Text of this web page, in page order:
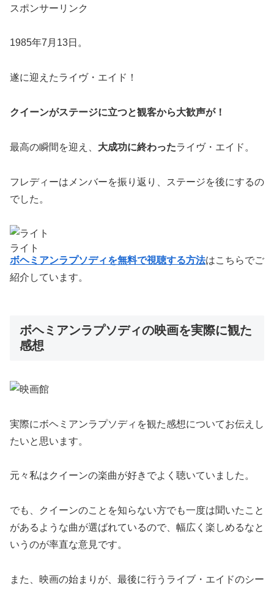
スポンサーリンク
1985年7月13日。
遂に迎えたライヴ・エイド！
クイーンがステージに立つと観客から大歓声が！
最高の瞬間を迎え、 大成功に終わったライヴ・エイド。
フレディーはメンバーを振り返り、ステージを後にするの
でした。
ライト
ボヘミアンラプソディを無料で視聴する方法はこちらでご
紹介しています。
ボヘミアンラプソディの映画を実際に観た
感想
実際にボヘミアンラプソディを観た感想についてお伝えし
たいと思います。
元々私はクイーンの楽曲が好きでよく聴いていました。
でも、クイーンのことを知らない方でも一度は聞いたこと
があるような曲が選ばれているので、幅広く楽しめるなと
いうのが率直な意見です。
また、映画の始まりが、最後に行うライブ・エイドのシー